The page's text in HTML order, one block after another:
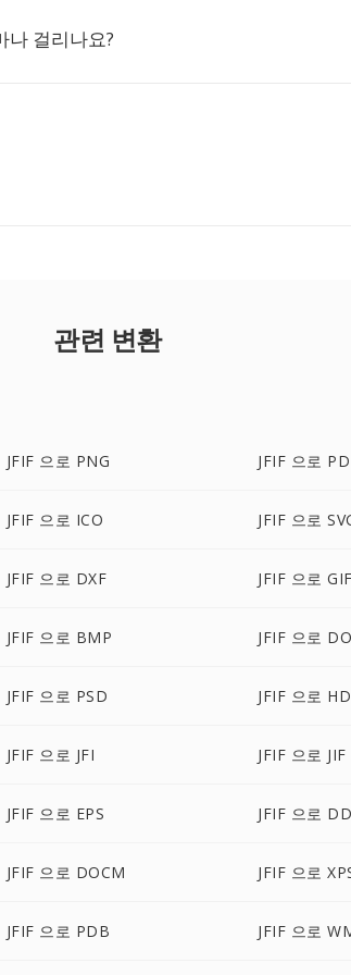
나 걸리나요?
관련 변환
JFIF 으로 PNG JFIF 으로
JFIF 으로 ICO JFIF 으로
JFIF 으로 DXF JFIF 으로
JFIF 으로 BMP JFIF 으로
JFIF 으로 PSD JFIF 으로
JFIF 으로 JFI JFIF 으로 JIF
JFIF 으로 EPS JFIF 으로
JFIF 으로 DOCM JFIF 으로
JFIF 으로 PDB JFIF 으로